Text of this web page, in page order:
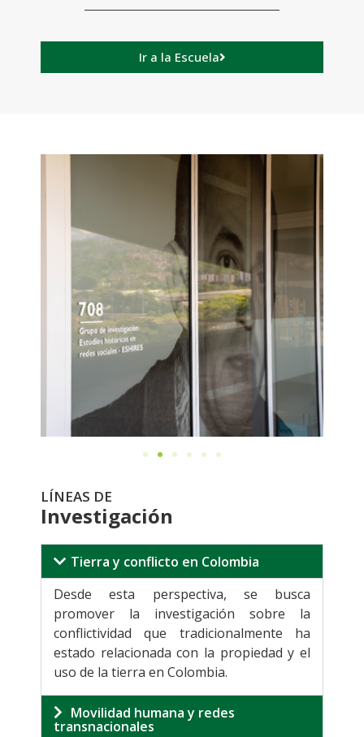
Ir a la Escuela
LÍNEAS DE
Investigación
Tierra y conflicto en Colombia
Desde esta perspectiva, se busca
promover la investigación sobre la
conflictividad que tradicionalmente ha
estado relacionada con la propiedad y el
uso de la tierra en Colombia.
Movilidad humana y redes
transnacionales